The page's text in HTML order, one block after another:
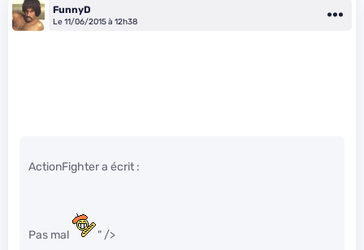
FunnyD
Le 11/06/2015 à 12h38
ActionFighter a écrit :
Pas mal " />